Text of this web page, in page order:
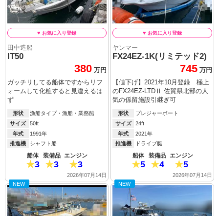
田中造船
IT50
380 万円
ガッチリしてる船体ですからリフ
ォームして化粧すると見違えるは
ず
形状
漁船タイプ・漁船・業務船
サイズ
50ft
年式
1991年
推進機
シャフト船
船体
3
装備品
3
エンジン
3
2026年07月14日
ヤンマー
FX24EZ-1K(リミテッド2)
745 万円
【値下げ】2021年10月登録 極上
のFX24EZ-LTDⅡ 佐賀県北部の人
気の係留施設引継ぎ可
形状
プレジャーボート
サイズ
24ft
年式
2021年
推進機
ドライブ艇
船体
5
装備品
4
エンジン
5
2026年07月14日
NEW NEW